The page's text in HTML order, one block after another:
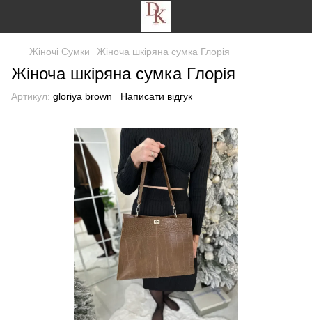
Жіночі Сумки Жіноча шкіряна сумка Глорія
Жіноча шкіряна сумка Глорія
Артикул: gloriya brown Написати відгук